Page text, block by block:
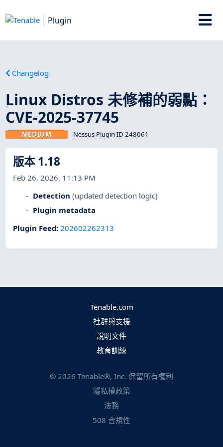
Plugin
Changelog
Linux Distros 未修補的弱點：
CVE-2025-37745
MEDIUM Nessus Plugin ID 248061
版本 1.18
Feb 26, 2026, 11:13 PM
Detection (updated detection logic)
Plugin metadata
Plugin Feed:202602262313
Tenable.com
社群與支援
說明文件
教育訓練
© 2026 Tenable®, Inc. 保留所有權利
隱私權政策
法務
508 合規性